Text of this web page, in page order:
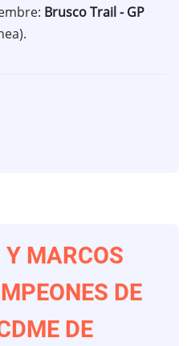
Brusco Trail - GP
MARCOS
DE
DE